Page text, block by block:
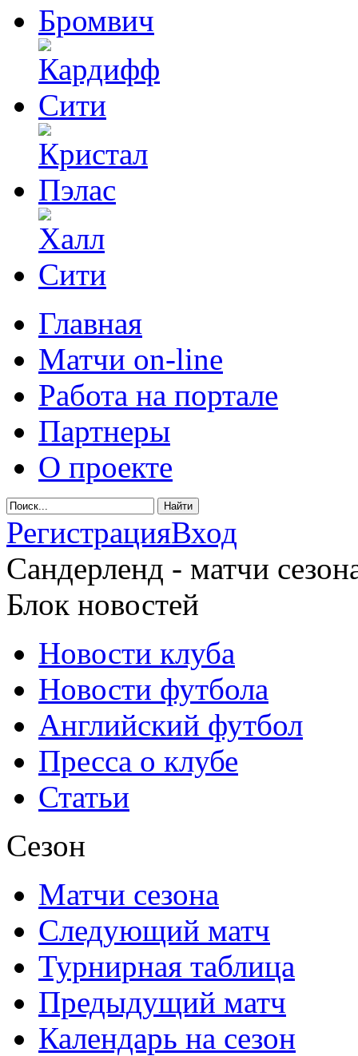
Главная
Матчи on-line
Работа на портале
Партнеры
О проекте
РегистрацияВход
Сандерленд - матчи
Блок новостей
Новости клуба
Новости футбола
Английский футбол
Пресса о клубе
Статьи
Сезон
Матчи сезона
Следующий матч
Турнирная таблица
Предыдущий матч
Календарь на сезон